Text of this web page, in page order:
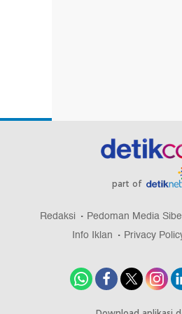
part of
Redaksi Pedoman Media
Info Iklan
Privacy